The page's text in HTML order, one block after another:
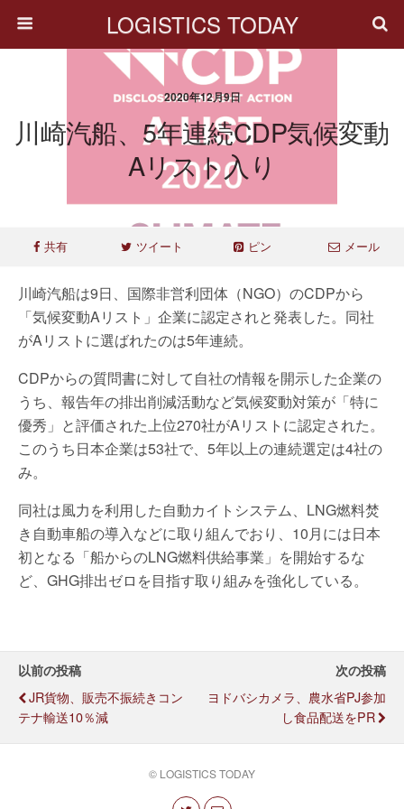
LOGISTICS TODAY
2020年12月9日
川崎汽船、5年連続CDP気候変動
Aリスト入り
共有 ツイート ピン メール
川崎汽船は9日、国際非営利団体（NGO）のCDPから
「気候変動Aリスト」企業に認定されと発表した。同社
がAリストに選ばれたのは5年連続。
CDPからの質問書に対して自社の情報を開示した企業の
うち、報告年の排出削減活動など気候変動対策が「特に
優秀」と評価された上位270社がAリストに認定された。
このうち日本企業は53社で、5年以上の連続選定は4社の
み。
同社は風力を利用した自動カイトシステム、LNG燃料焚
き自動車船の導入などに取り組んでおり、10月には日本
初となる「船からのLNG燃料供給事業」を開始するな
ど、GHG排出ゼロを目指す取り組みを強化している。
以前の投稿
JR貨物、販売不振続きコン
テナ輸送10％減
次の投稿
ヨドバシカメラ、農水省PJ参加
し食品配送をPR
© LOGISTICS TODAY